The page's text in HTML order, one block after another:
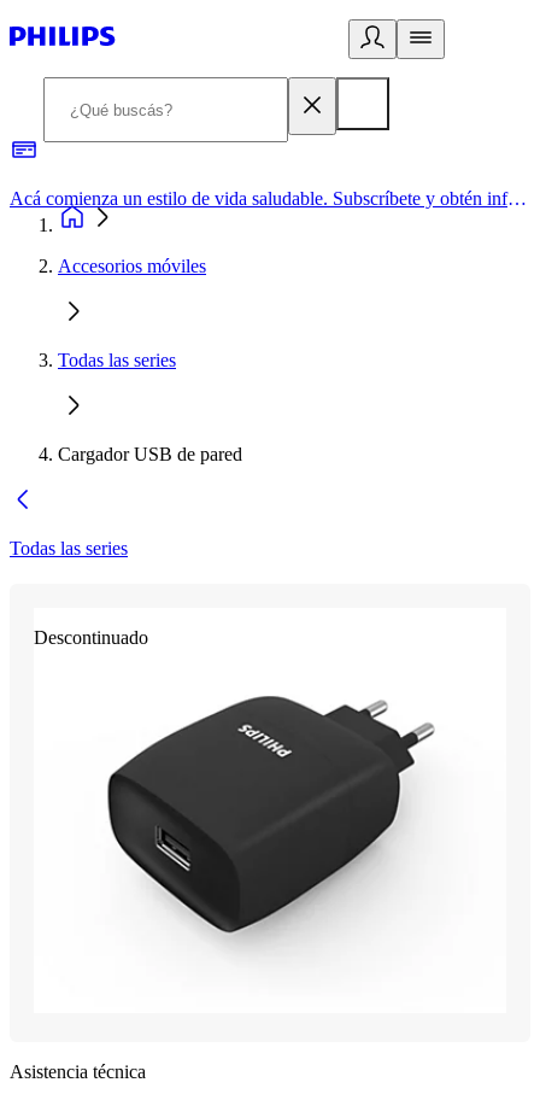
Acá comienza un estilo de vida saludable. Subscríbete y obtén información de primera mano
Accesorios móviles
Todas las series
Cargador USB de pared
Todas las series
Descontinuado
Asistencia técnica